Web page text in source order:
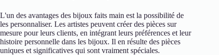
L'un des avantages des bijoux faits main est la possibilité de
les personnaliser. Les artistes peuvent créer des pièces sur
mesure pour leurs clients, en intégrant leurs préférences et leur
histoire personnelle dans les bijoux. Il en résulte des pièces
uniques et significatives qui sont vraiment spéciales.